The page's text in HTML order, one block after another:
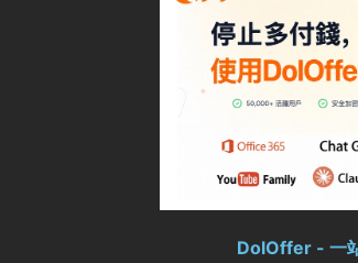
DolOffer - 一